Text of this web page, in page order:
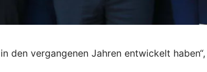
den vergangenen Jahren entwickelt